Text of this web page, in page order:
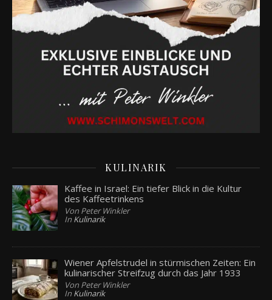
KULINARIK
Kaffee in Israel: Ein tiefer Blick in die Kultur
des Kaffeetrinkens
Von Peter Winkler
In Kulinarik
Wiener Apfelstrudel in stürmischen Zeiten: Ein
kulinarischer Streifzug durch das Jahr 1933
Von Peter Winkler
In Kulinarik